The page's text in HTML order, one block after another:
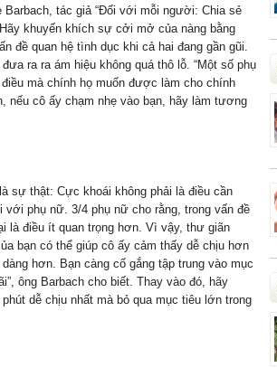
Barbach, tác giả “Đối với mỗi người: Chia sẻ
khuyến khích sự cởi mở của nàng bằng
đề quan hệ tình dục khi cả hai đang gần gũi.
ra ra ám hiệu không quá thô lỗ. “Một số phụ
mà chính họ muốn được làm cho chính
nếu cô ấy chạm nhẹ vào bạn, hãy làm tương
sự thật: Cực khoái không phải là điều cần
với phụ nữ. 3/4 phụ nữ cho rằng, trong vấn đề
là điều ít quan trọng hơn. Vì vậy, thư giãn
bạn có thể giúp cô ấy cảm thấy dễ chịu hơn
hơn. Bạn càng cố gắng tập trung vào mục
ông Barbach cho biết. Thay vào đó, hãy
dễ chịu nhất mà bỏ qua mục tiêu lớn trong